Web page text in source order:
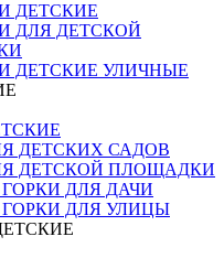
ДЕТСКИЕ
ДЛЯ ДЕТСКОЙ
ДЕТСКИЕ УЛИЧНЫЕ
ДЕТСКИХ САДОВ
ДЕТСКОЙ ПЛОЩАДКИ
ДЛЯ ДАЧИ
ДЛЯ УЛИЦЫ